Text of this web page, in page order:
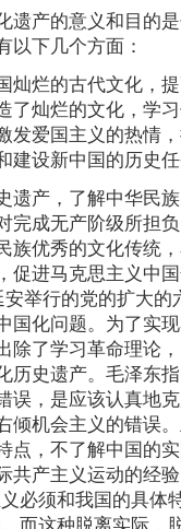
产的意义和目的是
以下几个方面：
烂的古代文化，提
了灿烂的文化，学
发爱国主义的热情
建设新中国的历史
产，了解中华民族
完成无产阶级所担
族优秀的文化传统
促进马克思主义中
安举行的党的扩大
国化问题。为了实
除了学习革命理论
历史遗产。毛泽东
误，是应该认真地
倾机会主义的错误
点，不了解中国的
共产主义运动的经
必须和我国的具体